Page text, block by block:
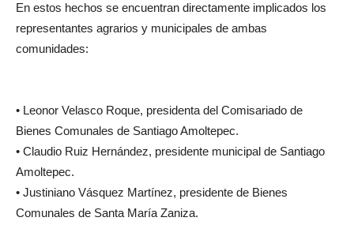
En estos hechos se encuentran directamente implicados los
representantes agrarios y municipales de ambas
comunidades:
• Leonor Velasco Roque, presidenta del Comisariado de
Bienes Comunales de Santiago Amoltepec.
• Claudio Ruiz Hernández, presidente municipal de Santiago
Amoltepec.
• Justiniano Vásquez Martínez, presidente de Bienes
Comunales de Santa María Zaniza.